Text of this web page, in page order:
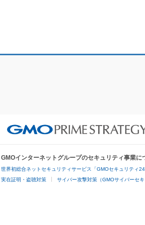
GMOインターネットグループのセキュリティ事業に
世界初総合ネットセキュリティサービス「GMOセキュリティ
実在証明・盗聴対策
サイバー攻撃対策（GMOサイバーセ